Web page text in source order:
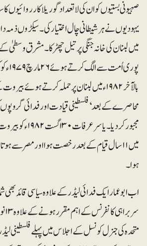
صہیونی بستیوں کو ان کی لاتعداد گوریلا کارروائیوں
میں لبنان کی خانہ جنگی پر تیل چھڑکا۔ مشرق وسطیٰ
پوری
محاصرے کے بعد‘ فلسطینی قیادت اور فدائی
مجبور کر دیا۔
میں ۱۱سال قیام کے بعد رخصت ہوا اور مصر سے
ہوا۔
اب ابوعمار ایک فدائی لیڈر کے علاوہ سیاسی قائد بھی
متحدہ کی جنرل کونسل کے اجلاس میں پہلے فلسطینی